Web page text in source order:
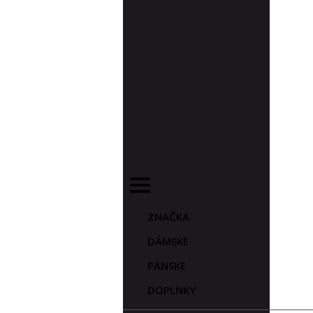
ZNAČKA
DÁMSKE
PÁNSKE
DOPLNKY